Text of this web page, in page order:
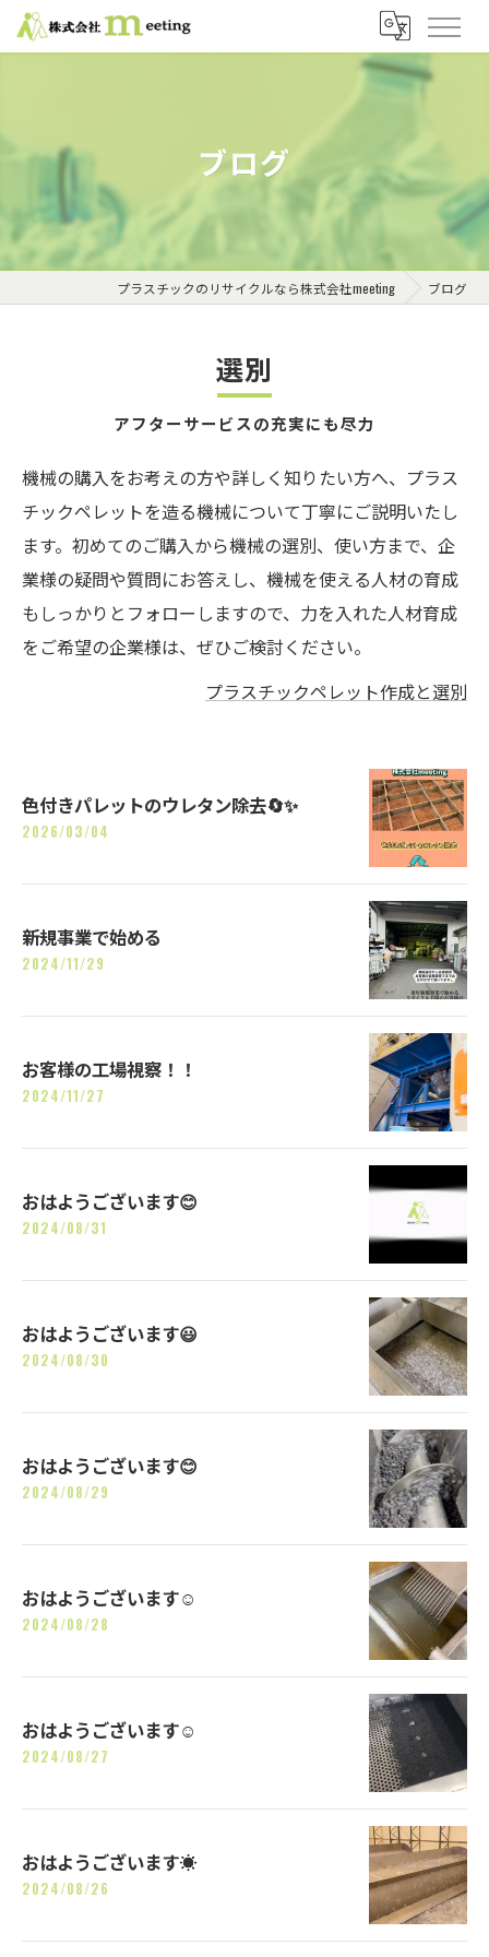
ブログ
プラスチックのリサイクルなら株式会社meeting ブログ
選別
アフターサービスの充実にも尽力
機械の購入をお考えの方や詳しく知りたい方へ、プラス
チックペレットを造る機械について丁寧にご説明いたし
ます。初めてのご購入から機械の選別、使い方まで、企
業様の疑問や質問にお答えし、機械を使える人材の育成
もしっかりとフォローしますので、力を入れた人材育成
をご希望の企業様は、ぜひご検討ください。
プラスチックペレット作成と選別
色付きパレットのウレタン除去🔄✨
2026/03/04
新規事業で始める
2024/11/29
お客様の工場視察！！
2024/11/27
おはようございます😊
2024/08/31
おはようございます😃
2024/08/30
おはようございます😊
2024/08/29
おはようございます☺️
2024/08/28
おはようございます☺️
2024/08/27
おはようございます☀
2024/08/26